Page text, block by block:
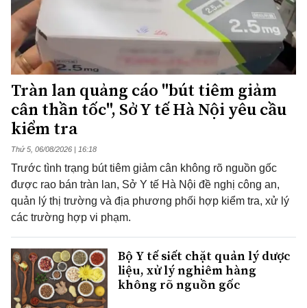
Tràn lan quảng cáo "bút tiêm giảm
cân thần tốc", Sở Y tế Hà Nội yêu cầu
kiểm tra
Thứ 5, 06/08/2026 | 16:18
Trước tình trạng bút tiêm giảm cân không rõ nguồn gốc
được rao bán tràn lan, Sở Y tế Hà Nội đề nghị công an,
quản lý thị trường và địa phương phối hợp kiểm tra, xử lý
các trường hợp vi phạm.
Bộ Y tế siết chặt quản lý dược
liệu, xử lý nghiêm hàng
không rõ nguồn gốc